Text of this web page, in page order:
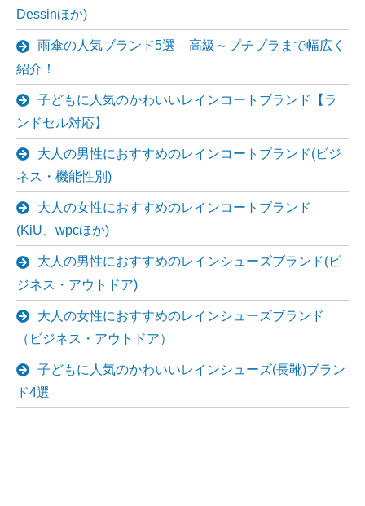
Dessinほか)
雨傘の人気ブランド5選 – 高級～プチプラまで幅広く
紹介！
子どもに人気のかわいいレインコートブランド【ラ
ンドセル対応】
大人の男性におすすめのレインコートブランド(ビジ
ネス・機能性別)
大人の女性におすすめのレインコートブランド
(KiU、wpcほか)
大人の男性におすすめのレインシューズブランド(ビ
ジネス・アウトドア)
大人の女性におすすめのレインシューズブランド
（ビジネス・アウトドア）
子どもに人気のかわいいレインシューズ(長靴)ブラン
ド4選